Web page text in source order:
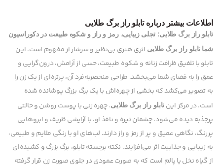
اطلاعات بیشتر درباره تابلو راز برگ طلایی
تابلو راز برگ طلایی: تجلی زیبایی، رمز و راز و شکوه طبیعت در دکوراسیون
شما تابلو راز برگ طلایی اثری هنری بی‌نظیر و سرشار از مفهوم است. این
تابلو با تلفیق ظرافت زنانه و شکوه طبیعت، حسی از آرامش، درون‌گرایی و
عمق را به فضای شما می‌بخشد. طراحی منحصربه‌فرد آن، پرتره‌ای از یک زن را
به تصویر می‌کشد که بخشی از چهره‌اش با یک برگ بزرگ پوشانده شده
است. در مرکز این تابلو راز برگ طلایی، چهره زنی با پوست روشن و حالتی
پرجذبه دیده می‌شود. چشمان تیره و نافذ او، با آرایشی ظریف و ابروهایی
پررنگ، نگاهی عمیق و پر از رمز و راز دارند. لب‌های او با رنگی ملایم و طبیعی،
به زیبایی و جذابیت اثر می‌افزایند. نکته برجسته تابلو، برگ بزرگ و کشیده‌ای
از گیاه نخل یا پالم است که به صورت عمودی در جلوی صورت زن قرار گرفته